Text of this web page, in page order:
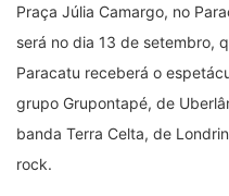
Praça Júlia Camargo, no
será no dia 13 de setembro,
Paracatu receberá o
grupo Grupontapé, de
banda Terra Celta, de
rock.